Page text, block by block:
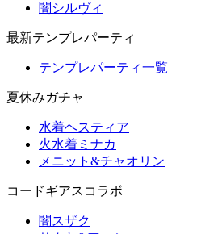
闇シルヴィ
最新テンプレパーティ
テンプレパーティ一覧
夏休みガチャ
水着ヘスティア
火水着ミナカ
メニット&チャオリン
コードギアスコラボ
闇スザク